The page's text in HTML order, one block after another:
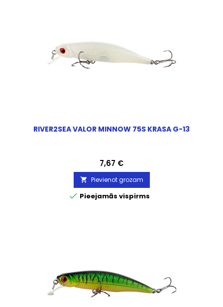
RIVER2SEA VALOR MINNOW 75S KRASA G-13
Cena
7,67 €
 Pievienot grozam
 Pieejamās vispirms